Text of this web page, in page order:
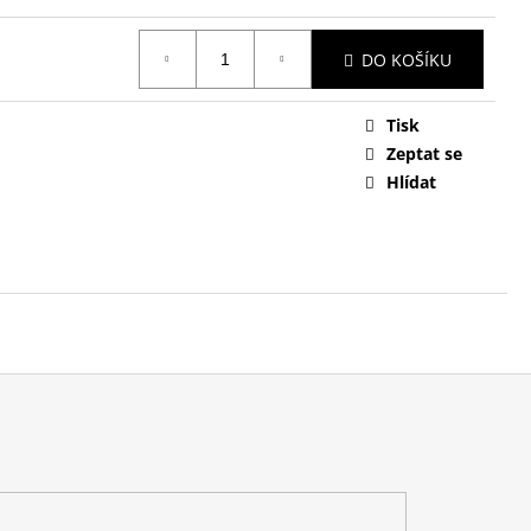
DO KOŠÍKU
Tisk
Zeptat se
Hlídat